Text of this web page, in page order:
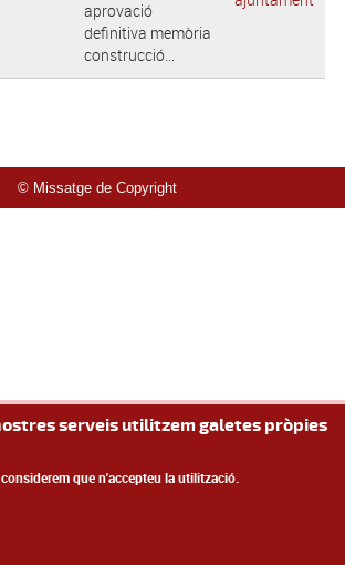
aprovació
definitiva memòria
construcció...
© Missatge de Copyright
serveis utilitzem galetes pròpies
que n'accepteu la utilització.